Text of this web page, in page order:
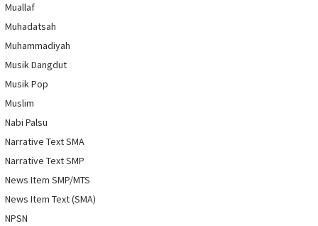
Muallaf
Muhadatsah
Muhammadiyah
Musik Dangdut
Musik Pop
Muslim
Nabi Palsu
Narrative Text SMA
Narrative Text SMP
News Item SMP/MTS
News Item Text (SMA)
NPSN